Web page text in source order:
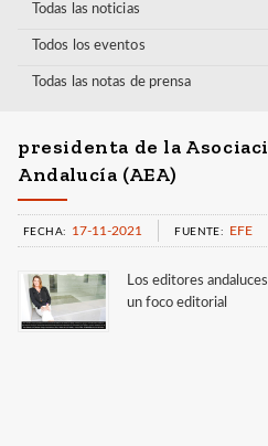
Todas las noticias
Todos los eventos
Todas las notas de prensa
presidenta de la
Andalucía (AEA)
FECHA: 17-11-2021 FUENTE: EFE
Los editores
un foco editorial